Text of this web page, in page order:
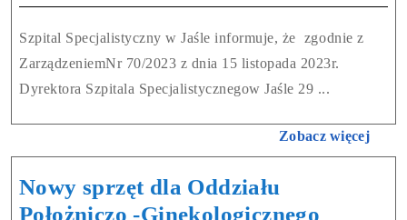
Szpital Specjalistyczny w Jaśle informuje, że zgodnie z
ZarządzeniemNr 70/2023 z dnia 15 listopada 2023r.
Dyrektora Szpitala Specjalistycznegow Jaśle 29 ...
Zobacz więcej
Nowy sprzęt dla Oddziału
Położniczo -Ginekologicznego